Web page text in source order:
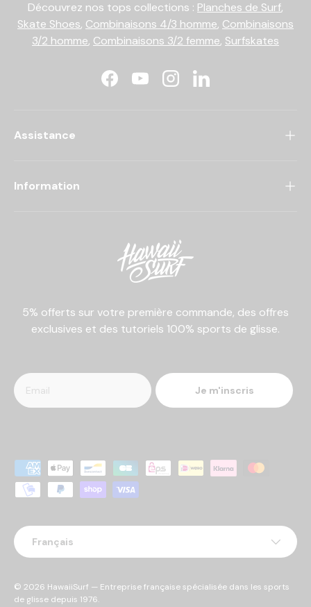
Découvrez nos tops collections : Planches de Surf,
Skate Shoes, Combinaisons 4/3 homme, Combinaisons
3/2 homme, Combinaisons 3/2 femme, Surfskates
FacebookYouTubeInstagramLinkedIn
Assistance
Information
5% offerts sur votre première commande, des offres
exclusives et des tutoriels 100% sports de glisse.
Je m'inscris
Moyens de paiement acceptés
Langue
Français
© 2026 HawaiiSurf — Entreprise française spécialisée dans les sports
de glisse depuis 1976.